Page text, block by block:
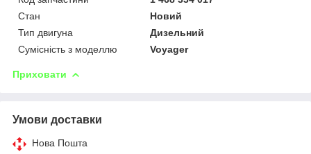
Стан
Новий
Тип двигуна
Дизельний
Сумісність з моделлю
Voyager
Приховати
Умови доставки
Нова Пошта